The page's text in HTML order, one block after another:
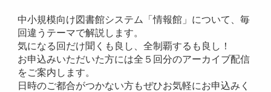
中小規模向け図書館システム「情報館」について、毎
回違うテーマで解説します。
気になる回だけ聞くも良し、全制覇するも良し！
お申込みいただいた方には全５回分のアーカイブ配信
をご案内します。
日時のご都合がつかない方もぜひお気軽にお申込みく